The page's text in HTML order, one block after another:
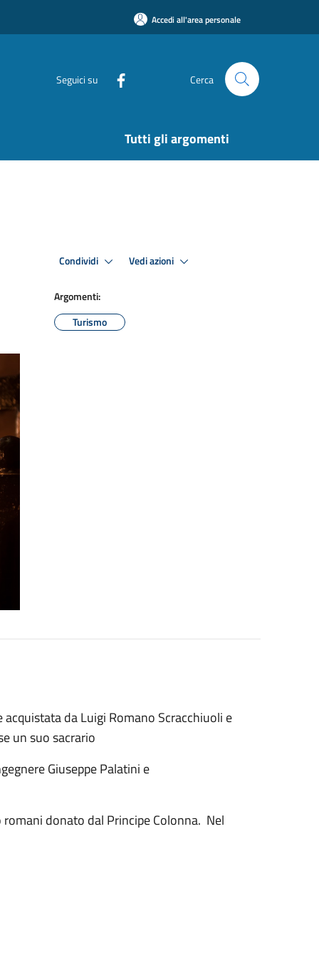
Accedi all'area personale
Seguici su Cerca
Tutti gli argomenti
Condividi Vedi azioni
Argomenti:
Turismo
da Luigi Romano Scracchiuoli e
un suo sacrario
Giuseppe Palatini e
donato dal Principe Colonna. Nel